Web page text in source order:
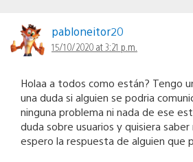
pabloneitor20
15/10/2020 at 3:21 p.m.
Holaa a todos como están? Tengo
una duda si alguien se podria
ninguna problema ni nada de ese
duda sobre usuarios y quisiera saber
espero la respuesta de alguien que